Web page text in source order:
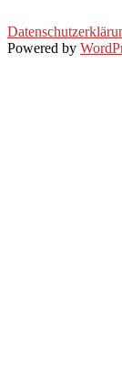
Powered by